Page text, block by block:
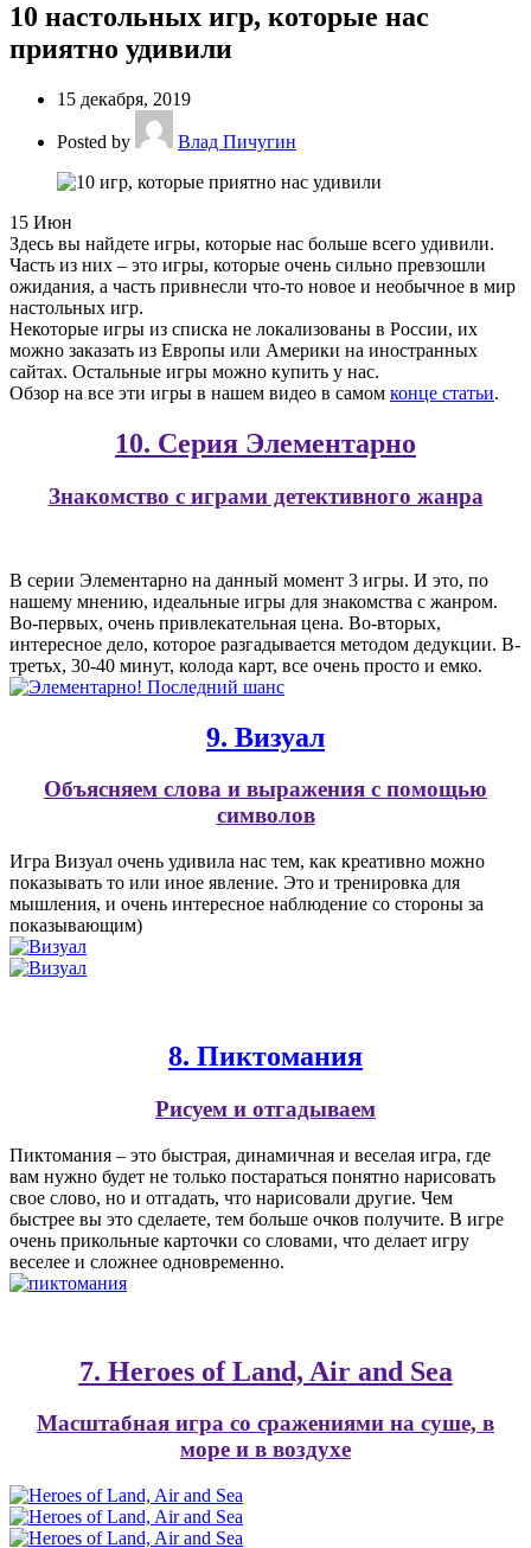
10 настольных игр, которые нас
приятно удивили
15 декабря, 2019
Posted by Влад Пичугин
15 Июн
Здесь вы найдете игры, которые нас больше всего удивили.
Часть из них – это игры, которые очень сильно превзошли
ожидания, а часть привнесли что-то новое и необычное в мир
настольных игр.
Некоторые игры из списка не локализованы в России, их
можно заказать из Европы или Америки на иностранных
сайтах. Остальные игры можно купить у нас.
Обзор на все эти игры в нашем видео в самом конце статьи.
10. Серия Элементарно
Знакомство с играми детективного жанра
В серии Элементарно на данный момент 3 игры. И это, по
нашему мнению, идеальные игры для знакомства с жанром.
Во-первых, очень привлекательная цена. Во-вторых,
интересное дело, которое разгадывается методом дедукции. В-
третьх, 30-40 минут, колода карт, все очень просто и емко.
9. Визуал
Объясняем слова и выражения с помощью
символов
Игра Визуал очень удивила нас тем, как креативно можно
показывать то или иное явление. Это и тренировка для
мышления, и очень интересное наблюдение со стороны за
показывающим)
8. Пиктомания
Рисуем и отгадываем
Пиктомания – это быстрая, динамичная и веселая игра, где
вам нужно будет не только постараться понятно нарисовать
свое слово, но и отгадать, что нарисовали другие. Чем
быстрее вы это сделаете, тем больше очков получите. В игре
очень прикольные карточки со словами, что делает игру
веселее и сложнее одновременно.
7. Heroes of Land, Air and Sea
Масштабная игра со сражениями на суше, в
море и в воздухе